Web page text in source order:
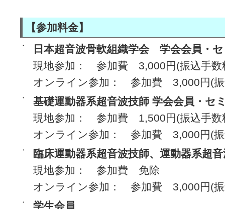
【参加料金】
・
日本超音波骨軟組織学会 学会会員・
現地参加： 参加費 3,000円(振込手数
オンライン参加： 参加費 3,000円(振
・
基礎運動器系超音波技師 学会会員・セ
現地参加： 参加費 1,500円(振込手数
オンライン参加： 参加費 3,000円(振
・
臨床運動器系超音波技師、運動器系超
現地参加： 参加費 免除
オンライン参加： 参加費 3,000円(振
・ 学生会員